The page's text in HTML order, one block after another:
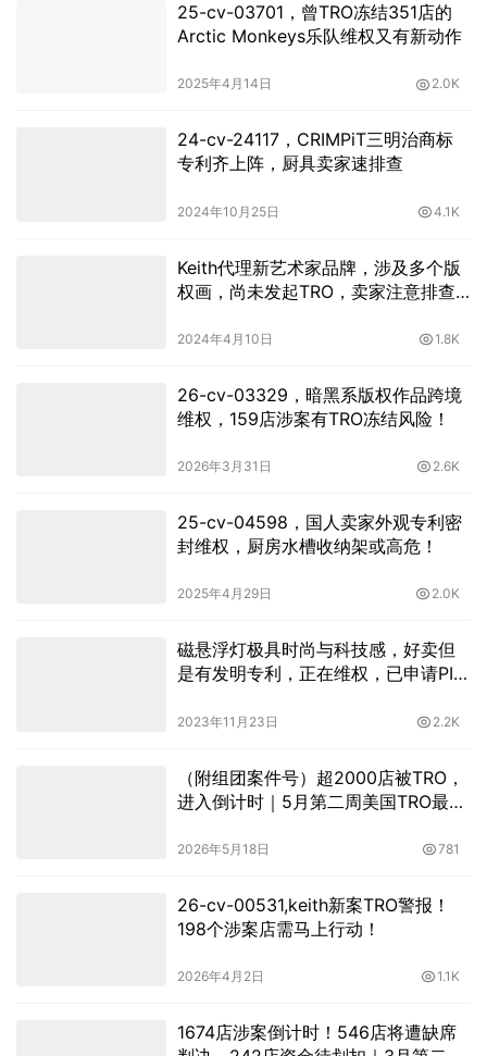
25-cv-03701，曾TRO冻结351店的‌
Arctic Monkeys乐队维权又有新动作
2025年4月14日 2.0K
24-cv-24117，CRIMPiT三明治商标
专利齐上阵，厨具卖家速排查
2024年10月25日 4.1K
Keith代理新艺术家品牌，涉及多个版
权画，尚未发起TRO，卖家注意排查
2024年4月10日 1.8K
26-cv-03329，暗黑系版权作品跨境
维权，159店涉案有TRO冻结风险！
2026年3月31日 2.6K
25-cv-04598，国人卖家外观专利密
封维权，厨房水槽收纳架或高危！
2025年4月29日 2.0K
磁悬浮灯极具时尚与科技感，好卖但
是有发明专利，正在维权，已申请PI初
2023年11月23日 2.2K
（附组团案件号）超2000店被TRO，
进入倒计时｜5月第二周美国TRO最新
2026年5月18日 781
26-cv-00531,keith新案TRO警报！
198个涉案店需马上行动！
2026年4月2日 1.1K
1674店涉案倒计时！546店将遭缺席